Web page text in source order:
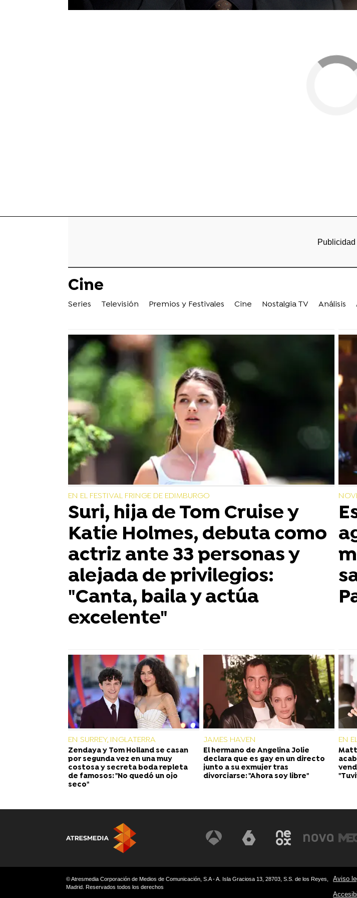
Cine
Series Televisión Premios y Festivales Cine Nostalgia TV Análisis
EN EL FESTIVAL FRINGE DE EDIMBURGO
Suri, hija de Tom Cruise y
Katie Holmes, debuta como
actriz ante 33 personas y
alejada de privilegios:
"Canta, baila y actúa
excelente"
EN SURREY, INGLATERRA
Zendaya y Tom Holland se casan
por segunda vez en una muy
costosa y secreta boda repleta
de famosos: "No quedó un ojo
seco"
JAMES HAVEN
El hermano de Angelina Jolie
declara que es gay en un directo
junto a su exmujer tras
divorciarse: "Ahora soy libre"
EN
Matt
© Atresmedia Corporación de Medios de Comunicación, S.A - A. Isla Graciosa 13, 28703, S.S. de los Reyes,
Madrid. Reservados todos los derechos
Aviso